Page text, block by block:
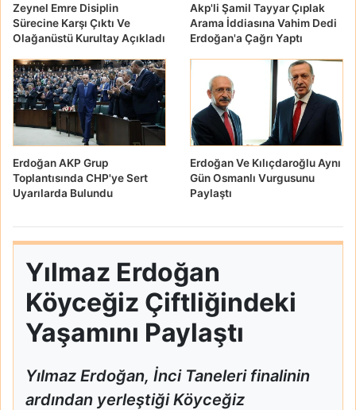
Zeynel Emre Disiplin
Sürecine Karşı Çıktı Ve
Olağanüstü Kurultay Açıkladı
Akp'li Şamil Tayyar Çıplak
Arama İddiasına Vahim Dedi
Erdoğan'a Çağrı Yaptı
Erdoğan AKP Grup
Toplantısında CHP'ye Sert
Uyarılarda Bulundu
Erdoğan Ve Kılıçdaroğlu Aynı
Gün Osmanlı Vurgusunu
Paylaştı
Yılmaz Erdoğan
Köyceğiz Çiftliğindeki
Yaşamını Paylaştı
Yılmaz Erdoğan, İnci Taneleri finalinin
ardından yerleştiği Köyceğiz